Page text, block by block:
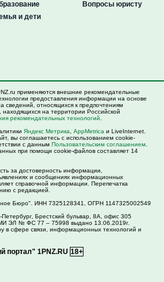
и дети
Вопросы юристу
применяются внешние рекомендательные
предоставления информации на основе
сведений, относящихся к предпочтениям
на территории Российской
рекомендательных технологий
Яндекс Метрика AppMetrica и LiveInternet.
вы соглашаетесь с использованием cookie-
с данным Пользовательским соглашением
при помощи cookie-файлов составляет 14
за достоверность информации,
и сообщениях информационных
справочной информации. Перепечатка
с редакцией.
Бюро". ИНН 7325128341, ОГРН 1147325002549
Петербург, Брестский бульвар, 8А, офис 305
ЭЛ № ФС 77 – 75998 выдано 13.06.2019г.
в сфере связи, информационных технологий и
портал" 1PNZ.RU 18+